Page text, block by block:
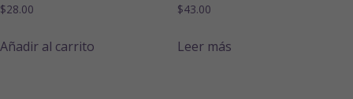
$28.00
Añadir al carrito
$43.00
Leer más